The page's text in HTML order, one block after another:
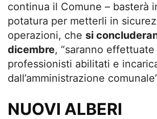
continua il Comune – basterà
potatura per metterli in
operazioni, che si
dicembre, “saranno effettuate
professionisti abilitati e
dall’amministrazione
NUOVI ALBERI